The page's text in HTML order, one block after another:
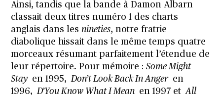
Ainsi, tandis que la bande à Damon Albarn
classait deux titres numéro 1 des charts
anglais dans lesnineties, notre fratrie
diabolique hissait dans le même temps quatre
morceaux résumant parfaitement l’étendue de
leur répertoire. Pour mémoire :Some Might
Stay en 1995,Don’t Look Back In Angeren
1996,D’You Know What I Mean en 1997 etAll